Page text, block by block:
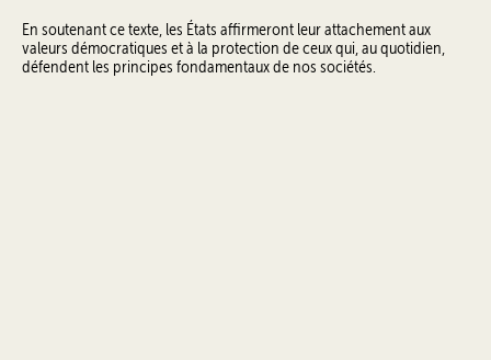
En soutenant ce texte, les États affirmeront leur attachement aux
valeurs démocratiques et à la protection de ceux qui, au quotidien,
défendent les principes fondamentaux de nos sociétés.